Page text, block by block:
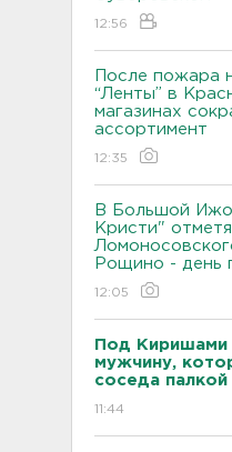
12:56
После пожара
“Ленты” в
магазинах
ассортимент
12:35
В Большой
Кристи"
Рощино - день
12:05
Под Киришами
мужчину,
соседа палкой
11:44